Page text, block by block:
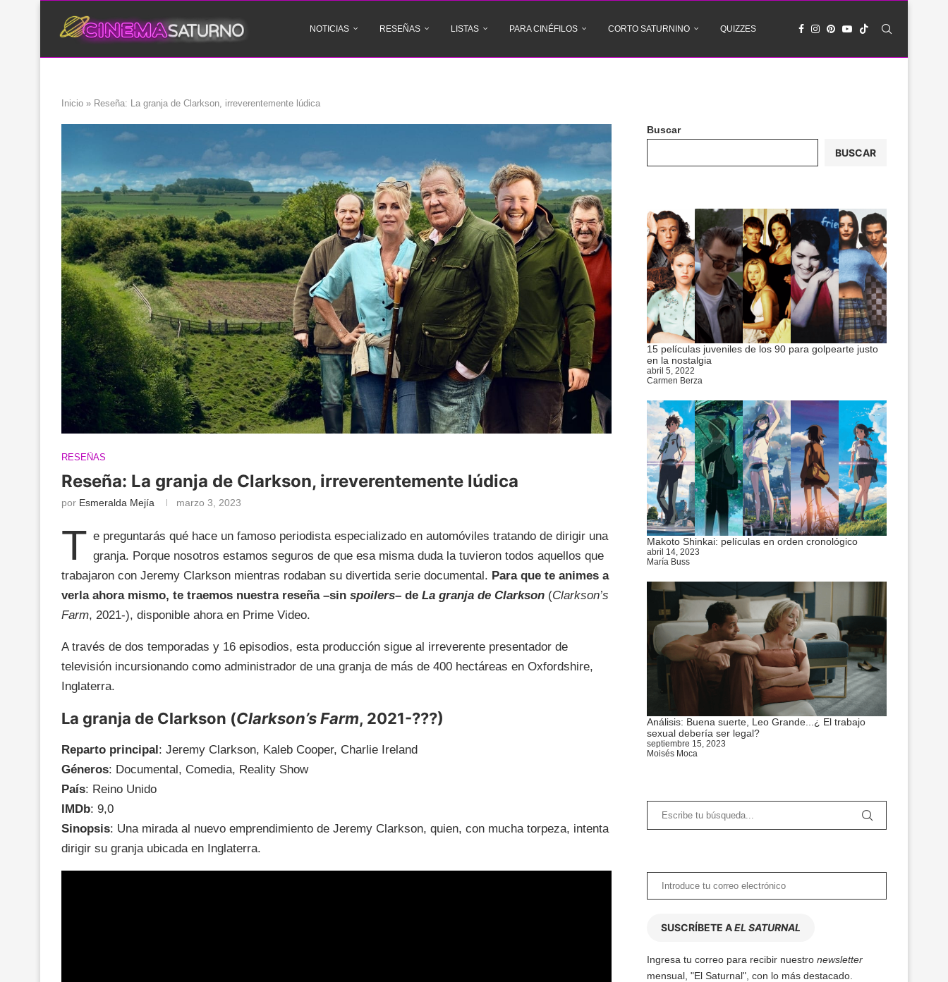
NOTICIAS RESEÑAS LISTAS PARA CINÉFILOS CORTO SATURNINO QUIZZES
Inicio » Reseña: La granja de Clarkson, irreverentemente lúdica
RESEÑAS
Reseña: La granja de Clarkson, irreverentemente lúdica
por Esmeralda Mejía marzo 3, 2023
T e preguntarás qué hace un famoso periodista especializado en automóviles tratando de dirigir una
granja. Porque nosotros estamos seguros de que esa misma duda la tuvieron todos aquellos que
trabajaron con Jeremy Clarkson mientras rodaban su divertida serie documental. Para que te animes a
verla ahora mismo, te traemos nuestra reseña –sin spoilers– de La granja de Clarkson (Clarkson’s
Farm, 2021-), disponible ahora en Prime Video.
A través de dos temporadas y 16 episodios, esta producción sigue al irreverente presentador de
televisión incursionando como administrador de una granja de más de 400 hectáreas en Oxfordshire,
Inglaterra.
La granja de Clarkson (Clarkson’s Farm, 2021-???)
Reparto principal: Jeremy Clarkson, Kaleb Cooper, Charlie Ireland
Géneros: Documental, Comedia, Reality Show
País: Reino Unido
IMDb: 9,0
Sinopsis: Una mirada al nuevo emprendimiento de Jeremy Clarkson, quien, con mucha torpeza, intenta
dirigir su granja ubicada en Inglaterra.
Buscar
BUSCAR
15 películas juveniles de los 90 para golpearte justo
en la nostalgia
abril 5, 2022
Carmen Berza
Makoto Shinkai: películas en orden cronológico
abril 14, 2023
María Buss
Análisis: Buena suerte, Leo Grande...¿ El trabajo
sexual debería ser legal?
septiembre 15, 2023
Moisés Moca
SUSCRÍBETE AEL SATURNAL
Ingresa tu correo para recibir nuestro newsletter
mensual, "El Saturnal", con lo más destacado.